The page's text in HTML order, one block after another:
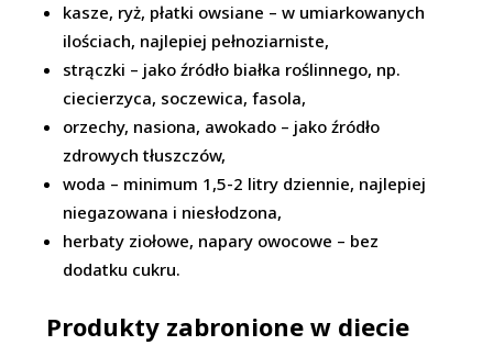
kasze, ryż, płatki owsiane – w umiarkowanych
ilościach, najlepiej pełnoziarniste,
strączki – jako źródło białka roślinnego, np.
ciecierzyca, soczewica, fasola,
orzechy, nasiona, awokado – jako źródło
zdrowych tłuszczów,
woda – minimum 1,5-2 litry dziennie, najlepiej
niegazowana i niesłodzona,
herbaty ziołowe, napary owocowe – bez
dodatku cukru.
Produkty zabronione w diecie